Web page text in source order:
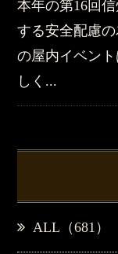
本年の第16回
する安全配慮
の屋内イベン
しく...
ALL（681）